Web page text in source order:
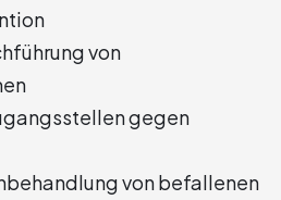
von
gegen
von befallenen